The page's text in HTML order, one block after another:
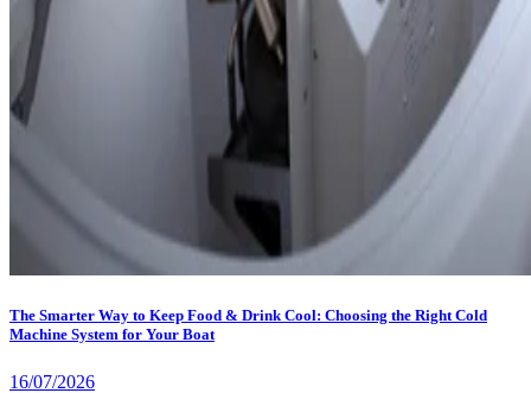
The Smarter Way to Keep Food & Drink Cool: Choosing the Right Cold
Machine System for Your Boat
16/07/2026